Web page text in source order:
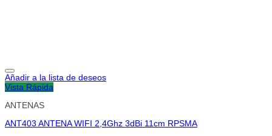
Añadir a la lista de deseos
Vista Rápida
ANTENAS
ANT403 ANTENA WIFI 2,4Ghz 3dBi 11cm RPSMA